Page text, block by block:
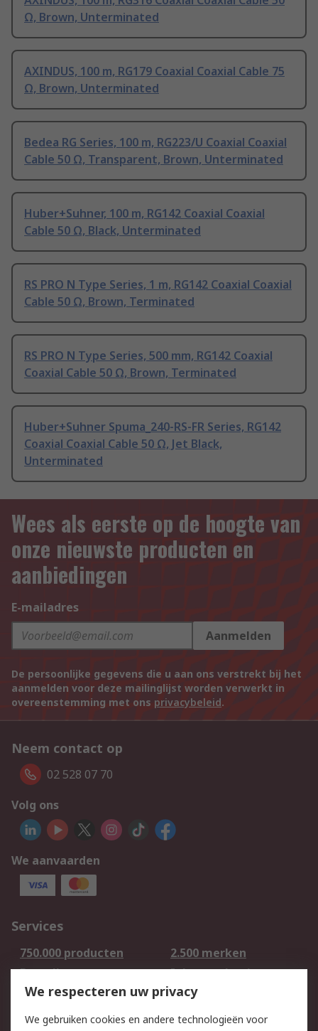
Ω, Brown, Unterminated
AXINDUS, 100 m, RG179 Coaxial Coaxial Cable 75
Ω, Brown, Unterminated
Bedea RG Series, 100 m, RG223/U Coaxial Coaxial
Cable 50 Ω, Transparent, Brown, Unterminated
Huber+Suhner, 100 m, RG142 Coaxial Coaxial
Cable 50 Ω, Black, Unterminated
RS PRO N Type Series, 1 m, RG142 Coaxial Coaxial
Cable 50 Ω, Brown, Terminated
RS PRO N Type Series, 500 mm, RG142 Coaxial
Coaxial Cable 50 Ω, Brown, Terminated
Huber+Suhner Spuma_240-RS-FR Series, RG142
Coaxial Coaxial Cable 50 Ω, Jet Black,
Unterminated
Wees als eerste op de hoogte van
onze nieuwste producten en
aanbiedingen
E-mailadres
Aanmelden
De persoonlijke gegevens die u aan ons verstrekt bij het
aanmelden voor deze mailinglijst worden verwerkt in
overeenstemming met ons privacybeleid.
Neem contact op
02 528 07 70
Volg ons
We aanvaarden
Services
750.000 producten
2.500 merken
Bestellen
Inkoopoplossingen
Retouren
Technisch advies
Track & Trace
We respecteren uw privacy
We gebruiken cookies en andere technologieën voor